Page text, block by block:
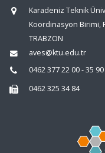
Karadeniz Teknik
Koordinasyon Birimi,
TRABZON
aves@ktu.edu.tr
0462 377 22 00 - 35 90
0462 325 34 84